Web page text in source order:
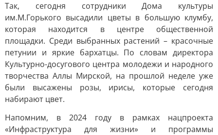
Так, сегодня сотрудники Дома культуры
им.М.Горького высадили цветы в большую клумбу,
которая находится в центре общественной
площадки. Среди выбранных растений – красочные
петунии и яркие бархатцы. По словам директора
Культурно-досугового центра молодежи и народного
творчества Аллы Мирской, на прошлой неделе уже
были высажены розы, ирисы, которые сегодня
набирают цвет.
Напомним, в 2024 году в рамках нацпроекта
«Инфраструктура для жизни» и программы